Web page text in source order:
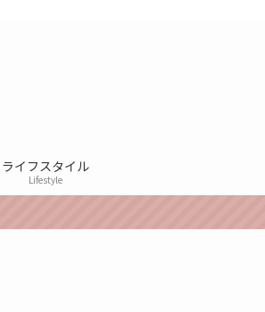
ライフスタイル
Lifestyle